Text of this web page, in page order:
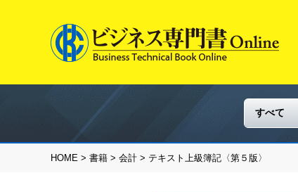
HOME > 書籍 > 会計 > テキスト上級簿記〈第５版〉